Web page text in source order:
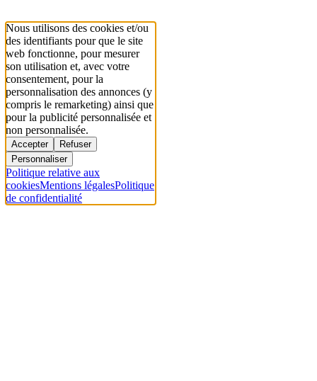
Nous utilisons des cookies et/ou
des identifiants pour que le site
web fonctionne, pour mesurer
son utilisation et, avec votre
consentement, pour la
personnalisation des annonces (y
compris le remarketing) ainsi que
pour la publicité personnalisée et
non personnalisée.
Accepter
Refuser
Personnaliser
Politique relative aux
cookiesMentions légalesPolitique
de confidentialité